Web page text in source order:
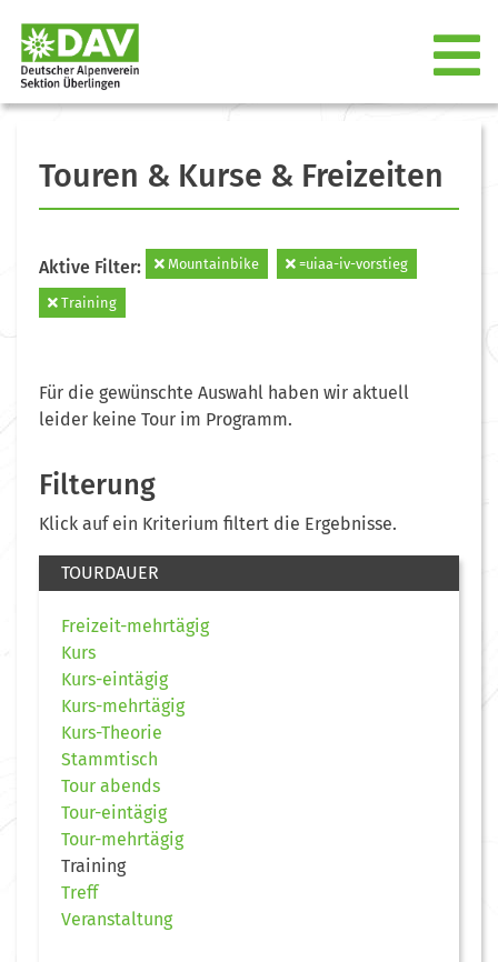
Touren & Kurse & Freizeiten
Aktive Filter: Mountainbike =uiaa-iv-vorstieg
Training
Für die gewünschte Auswahl haben wir aktuell
leider keine Tour im Programm.
Filterung
Klick auf ein Kriterium filtert die Ergebnisse.
TOURDAUER
Freizeit-mehrtägig
Kurs
Kurs-eintägig
Kurs-mehrtägig
Kurs-Theorie
Stammtisch
Tour abends
Tour-eintägig
Tour-mehrtägig
Training
Treff
Veranstaltung